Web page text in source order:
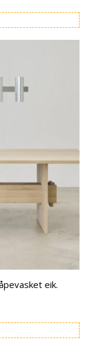
eik.